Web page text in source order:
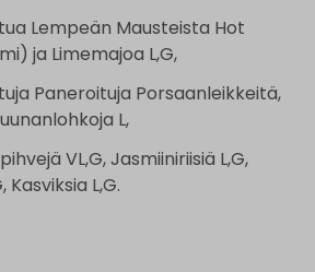
Lempeän Mausteista Hot
ja Limemajoa L,G,
Paneroituja Porsaanleikkeitä,
L,
VL,G, Jasmiiniriisiä L,G,
L,G.